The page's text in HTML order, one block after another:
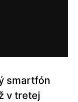
smartfón
v tretej